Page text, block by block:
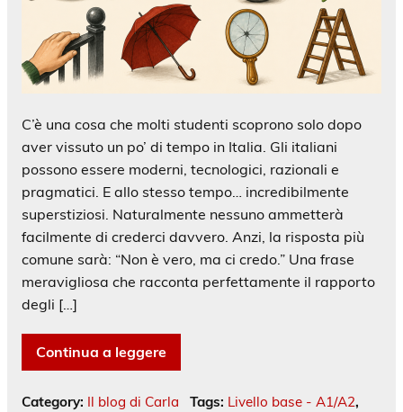
C’è una cosa che molti studenti scoprono solo dopo
aver vissuto un po’ di tempo in Italia. Gli italiani
possono essere moderni, tecnologici, razionali e
pragmatici. E allo stesso tempo… incredibilmente
superstiziosi. Naturalmente nessuno ammetterà
facilmente di crederci davvero. Anzi, la risposta più
comune sarà: “Non è vero, ma ci credo.” Una frase
meravigliosa che racconta perfettamente il rapporto
degli […]
Continua a leggere
Category: Il blog di Carla Tags: Livello base - A1/A2,